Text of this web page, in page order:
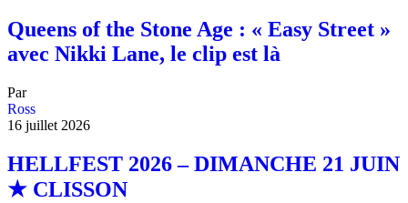
Queens of the Stone Age : « Easy Street »
avec Nikki Lane, le clip est là
Par
Ross
16 juillet 2026
HELLFEST 2026 – DIMANCHE 21 JUIN
★ CLISSON